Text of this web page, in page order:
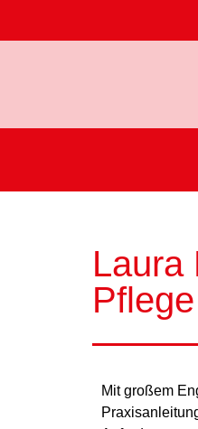
Laura
Mit großem